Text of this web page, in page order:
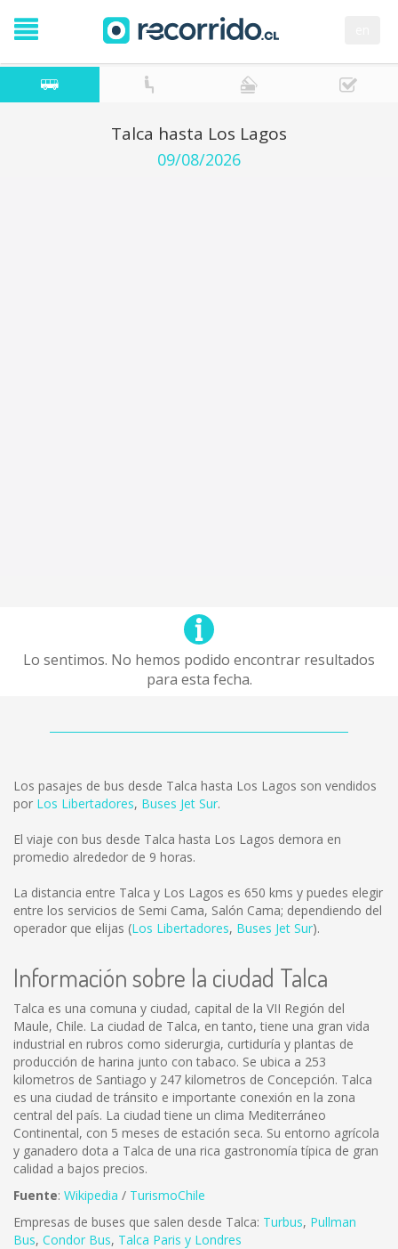
Talca hasta Los Lagos
09/08/2026
Lo sentimos. No hemos podido encontrar resultados
para esta fecha.
Los pasajes de bus desde Talca hasta Los Lagos son vendidos
por Los Libertadores, Buses Jet Sur.
El viaje con bus desde Talca hasta Los Lagos demora en
promedio alrededor de 9 horas.
La distancia entre Talca y Los Lagos es 650 kms y puedes elegir
entre los servicios de Semi Cama, Salón Cama; dependiendo del
operador que elijas (Los Libertadores, Buses Jet Sur).
Información sobre la ciudad Talca
Talca es una comuna y ciudad, capital de la VII Región del
Maule, Chile. La ciudad de Talca, en tanto, tiene una gran vida
industrial en rubros como siderurgia, curtiduría y plantas de
producción de harina junto con tabaco. Se ubica a 253
kilometros de Santiago y 247 kilometros de Concepción. Talca
es una ciudad de tránsito e importante conexión en la zona
central del país. La ciudad tiene un clima Mediterráneo
Continental, con 5 meses de estación seca. Su entorno agrícola
y ganadero dota a Talca de una rica gastronomía típica de gran
calidad a bajos precios.
Fuente: Wikipedia / TurismoChile
Empresas de buses que salen desde Talca: Turbus, Pullman
Bus, Condor Bus, Talca Paris y Londres